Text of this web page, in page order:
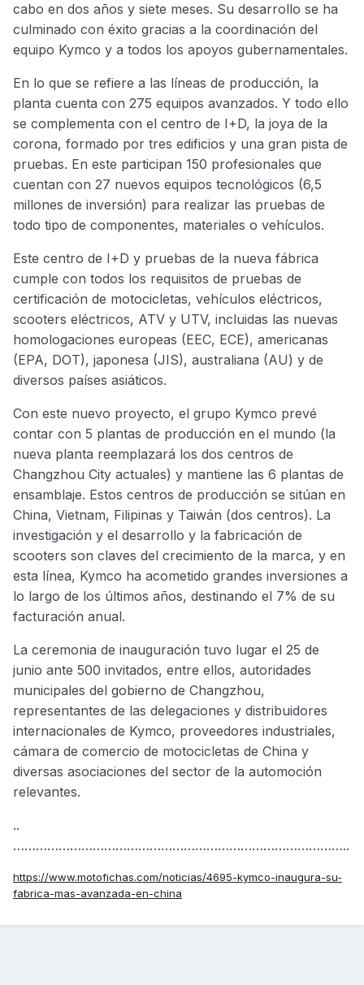
cabo en dos años y siete meses. Su desarrollo se ha
culminado con éxito gracias a la coordinación del
equipo Kymco y a todos los apoyos gubernamentales.
En lo que se refiere a las líneas de producción, la
planta cuenta con 275 equipos avanzados. Y todo ello
se complementa con el centro de I+D, la joya de la
corona, formado por tres edificios y una gran pista de
pruebas. En este participan 150 profesionales que
cuentan con 27 nuevos equipos tecnológicos (6,5
millones de inversión) para realizar las pruebas de
todo tipo de componentes, materiales o vehículos.
Este centro de I+D y pruebas de la nueva fábrica
cumple con todos los requisitos de pruebas de
certificación de motocicletas, vehículos eléctricos,
scooters eléctricos, ATV y UTV, incluidas las nuevas
homologaciones europeas (EEC, ECE), americanas
(EPA, DOT), japonesa (JIS), australiana (AU) y de
diversos países asiáticos.
Con este nuevo proyecto, el grupo Kymco prevé
contar con 5 plantas de producción en el mundo (la
nueva planta reemplazará los dos centros de
Changzhou City actuales) y mantiene las 6 plantas de
ensamblaje. Estos centros de producción se sitúan en
China, Vietnam, Filipinas y Taiwán (dos centros). La
investigación y el desarrollo y la fabricación de
scooters son claves del crecimiento de la marca, y en
esta línea, Kymco ha acometido grandes inversiones a
lo largo de los últimos años, destinando el 7% de su
facturación anual.
La ceremonia de inauguración tuvo lugar el 25 de
junio ante 500 invitados, entre ellos, autoridades
municipales del gobierno de Changzhou,
representantes de las delegaciones y distribuidores
internacionales de Kymco, proveedores industriales,
cámara de comercio de motocicletas de China y
diversas asociaciones del sector de la automoción
relevantes.
..
……………………………………………………………………………..
https://www.motofichas.com/noticias/4695-kymco-inaugura-su-
fabrica-mas-avanzada-en-china